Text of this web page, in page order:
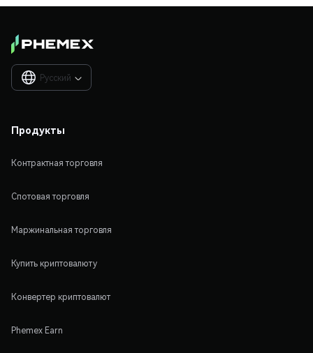
Русский 
Продукты
Контрактная торговля
Спотовая торговля
Маржинальная торговля
Купить криптовалюту
Конвертер криптовалют
Phemex Earn